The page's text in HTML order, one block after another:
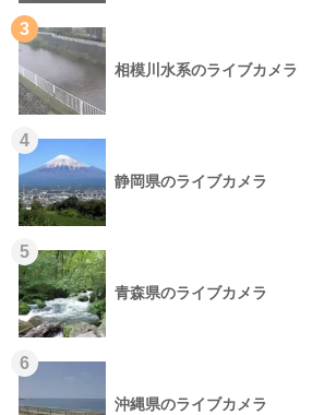
3
相模川水系のライブカメラ
4
静岡県のライブカメラ
5
青森県のライブカメラ
6
沖縄県のライブカメラ